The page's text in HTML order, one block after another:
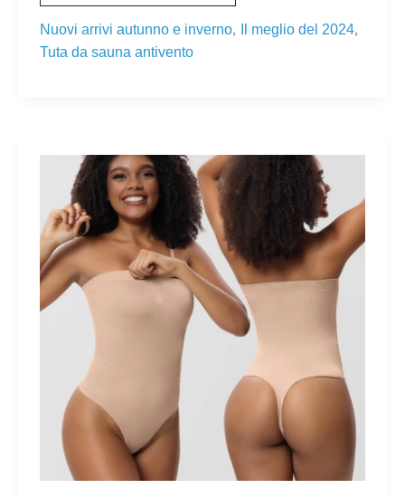
Nuovi arrivi autunno e inverno, Il meglio del 2024,
Tuta da sauna antivento
NUOVI
ARRIVI
2024:
BODY
SHAPER
PER
DONNA